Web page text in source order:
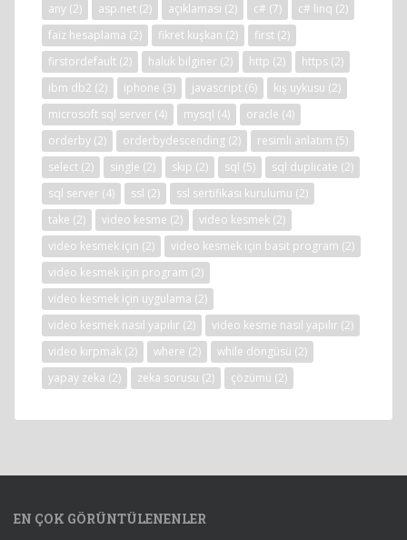
any (2) asp.net (2) açıklaması (2) c# (7) c# linq (2)
faiz hesaplama (2) fikret kuşkan (2) first (2)
firstordefault (2) haluk bilginer (2) http (2) https (2)
ibm db2 (2) iphone (3) javascript (6) kış uykusu (2)
microsoft sql server (4) mysql (4) oracle (4)
orderby (2) orderbydescending (2) resimli anlatım (5)
select (2) single (2) skip (2) sql (5) sql duplicate (2)
sql server (4) ssl (2) ssl sertifikası kurulumu (2)
take (2) video kesme (2) video kesmek (2)
video kesmek için (2) video kesmek için basit program (2)
video kesmek için program (2)
video kesmek için uygulama (2)
video kesmek nasıl yapılır (2) video kesme nasıl yapılır (2)
video kırpmak (2) where (2) while döngüsü (2)
yapay zeka (2) zeka sorusu (2) çözümü (2)
EN ÇOK GÖRÜNTÜLENENLER